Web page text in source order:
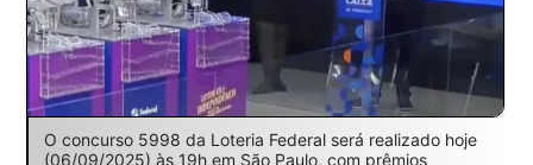
O concurso 5998 da Loteria Federal será realizado hoje
(06/09/2025) às 19h em São Paulo, com prêmios